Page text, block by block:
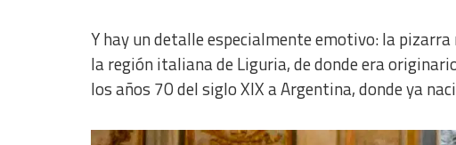
Y hay un detalle especialmente emotivo: la
la región italiana de Liguria, de donde era
los años 70 del siglo XIX a Argentina, donde ya